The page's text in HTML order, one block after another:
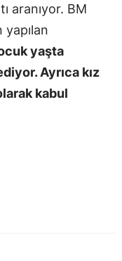
Tekirdağ
Trabzon
Tunceli
aranıyor. BM
yaşta
Ayrıca kız
kabul